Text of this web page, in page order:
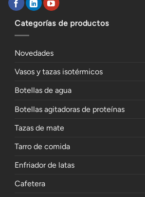
Categorías de productos
Novedades
Vasos y tazas isotérmicos
Botellas de agua
Botellas agitadoras de proteínas
Tazas de mate
Tarro de comida
Enfriador de latas
Cafetera